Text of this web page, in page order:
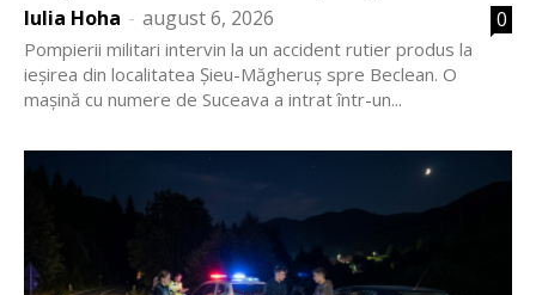
Iulia Hoha - august 6, 2026 0
Pompierii militari intervin la un accident rutier produs la
ieșirea din localitatea Șieu-Măgheruș spre Beclean. O
mașină cu numere de Suceava a intrat într-un...